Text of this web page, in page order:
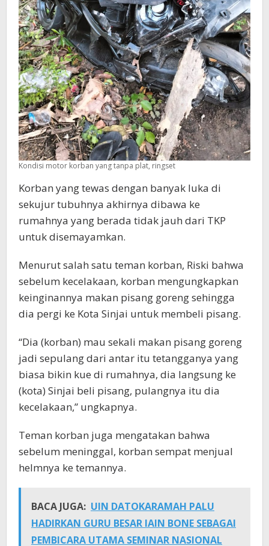
Kondisi motor korban yang tanpa plat, ringset
Korban yang tewas dengan banyak luka di
sekujur tubuhnya akhirnya dibawa ke
rumahnya yang berada tidak jauh dari TKP
untuk disemayamkan.
Menurut salah satu teman korban, Riski bahwa
sebelum kecelakaan, korban mengungkapkan
keinginannya makan pisang goreng sehingga
dia pergi ke Kota Sinjai untuk membeli pisang.
“Dia (korban) mau sekali makan pisang goreng
jadi sepulang dari antar itu tetangganya yang
biasa bikin kue di rumahnya, dia langsung ke
(kota) Sinjai beli pisang, pulangnya itu dia
kecelakaan,” ungkapnya.
Teman korban juga mengatakan bahwa
sebelum meninggal, korban sempat menjual
helmnya ke temannya.
BACA JUGA: UIN DATOKARAMAH PALU
HADIRKAN GURU BESAR IAIN BONE SEBAGAI
PEMBICARA UTAMA SEMINAR NASIONAL